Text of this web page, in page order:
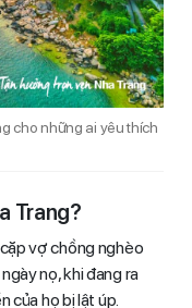
cho những ai yêu thích
Trang?
vợ chồng nghèo
nọ, khi đang ra
của họ bị lật úp.